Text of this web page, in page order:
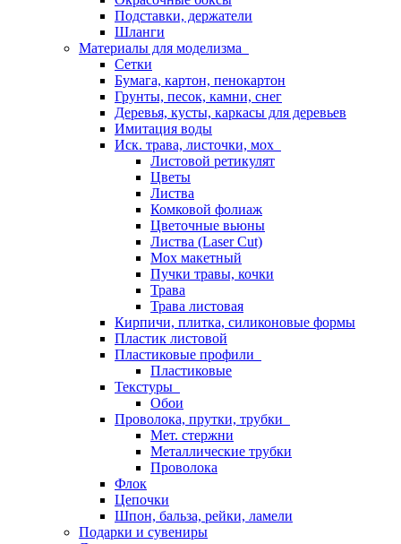
Подставки, держатели
Шланги
Материалы для моделизма
Сетки
Бумага, картон, пенокартон
Грунты, песок, камни, снег
Деревья, кусты, каркасы для деревьев
Имитация воды
Иск. трава, листочки, мох
Листовой ретикулят
Цветы
Листва
Комковой фолиаж
Цветочные вьюны
Листва (Laser Cut)
Мох макетный
Пучки травы, кочки
Трава
Трава листовая
Кирпичи, плитка, силиконовые формы
Пластик листовой
Пластиковые профили
Пластиковые
Текстуры
Обои
Проволока, прутки, трубки
Мет. стержни
Металлические трубки
Проволока
Флок
Цепочки
Шпон, бальза, рейки, ламели
Подарки и сувениры